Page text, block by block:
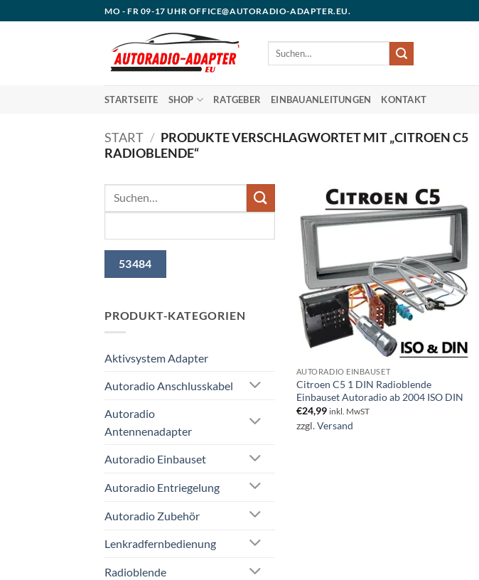
Inhalt
MO - FR 09-17 UHR OFFICE@AUTORADIO-ADAPTER.EU.
Suchen
STARTSEITE SHOP RATGEBER EINBAUANLEITUNGEN KONTAKT
START / PRODUKTE VERSCHLAGWORTET MIT „CITROEN C5
RADIOBLENDE“
PRODUKT-KATEGORIEN
Aktivsystem Adapter
Autoradio Anschlusskabel
Autoradio
Antennenadapter
Autoradio Einbauset
Autoradio Entriegelung
Autoradio Zubehör
Lenkradfernbedienung
Radioblende
AUTORADIO EINBAUSET
Citroen C5 1 DIN Radioblende
Einbauset Autoradio ab 2004 ISO DIN
€24,99 inkl. MwST
zzgl.Versand